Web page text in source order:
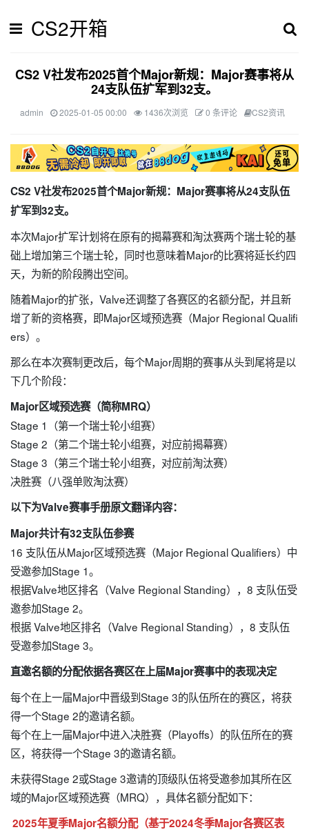
CS2开箱
CS2 V社发布2025首个Major新规：Major赛事将从
24支队伍扩军到32支。
admin 2025-01-05 00:00 1436次浏览 0 条评论 CS2资讯
CS2 V社发布2025首个Major新规：Major赛事将从24支队伍
扩军到32支。
本次Major扩军计划将在原有的揭幕赛和淘汰赛两个瑞士轮的基
础上增加第三个瑞士轮，同时也意味着Major的比赛将延长约四
天，为新的阶段腾出空间。
随着Major的扩张，Valve还调整了各赛区的名额分配，并且新
增了新的资格赛，即Major区域预选赛（Major Regional Qualifi
ers）。
那么在本次赛制更改后，每个Major周期的赛事从头到尾将是以
下几个阶段：
Major区域预选赛（简称MRQ）
Stage 1（第一个瑞士轮小组赛）
Stage 2（第二个瑞士轮小组赛，对应前揭幕赛）
Stage 3（第三个瑞士轮小组赛，对应前淘汰赛）
决胜赛（八强单败淘汰赛）
以下为Valve赛事手册原文翻译内容：
Major共计有32支队伍参赛
16 支队伍从Major区域预选赛（Major Regional Qualifiers）中
受邀参加Stage 1。
根据Valve地区排名（Valve Regional Standing），8 支队伍受
邀参加Stage 2。
根据 Valve地区排名（Valve Regional Standing），8 支队伍
受邀参加Stage 3。
直邀名额的分配依据各赛区在上届Major赛事中的表现决定
每个在上一届Major中晋级到Stage 3的队伍所在的赛区，将获
得一个Stage 2的邀请名额。
每个在上一届Major中进入决胜赛（Playoffs）的队伍所在的赛
区，将获得一个Stage 3的邀请名额。
未获得Stage 2或Stage 3邀请的顶级队伍将受邀参加其所在区
域的Major区域预选赛（MRQ），具体名额分配如下：
2025年夏季Major名额分配（基于2024冬季Major各赛区表